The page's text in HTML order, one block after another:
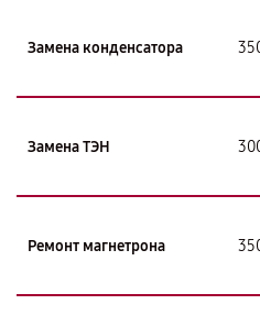
Замена конденсатора
Замена ТЭН
Ремонт магнетрона